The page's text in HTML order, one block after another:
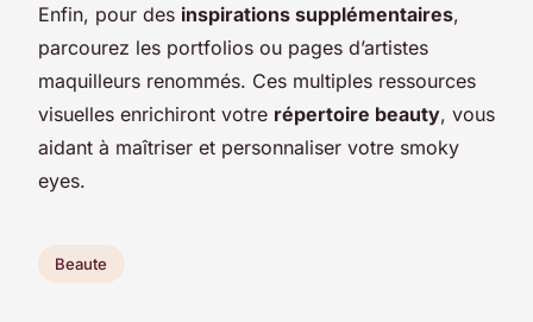
Enfin, pour des inspirations supplémentaires,
parcourez les portfolios ou pages d’artistes
maquilleurs renommés. Ces multiples ressources
visuelles enrichiront votre répertoire beauty, vous
aidant à maîtriser et personnaliser votre smoky
eyes.
Beaute